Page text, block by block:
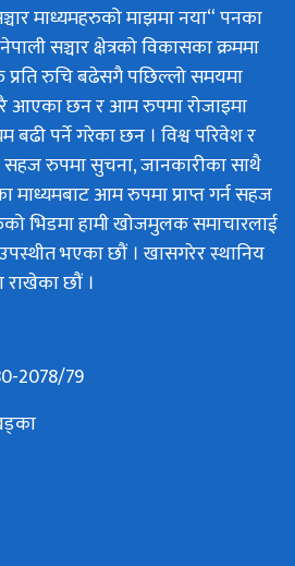
माध्यमहरुको माझमा नया“ पनका
सञ्चार क्षेत्रको विकासका क्रममा
प्रति रुचि बढेसगै पछिल्लो समयमा
आएका छन र आम रुपमा रोजाइमा
बढी पर्ने गरेका छन । विश्व परिवेश र
रुपमा सुचना, जानकारीका साथै
माध्यमबाट आम रुपमा प्राप्त गर्न सहज
भिडमा हामी खोजमुलक समाचारलाई
भएका छौं । खासगरेर स्थानिय
राखेका छौं ।
2078/79